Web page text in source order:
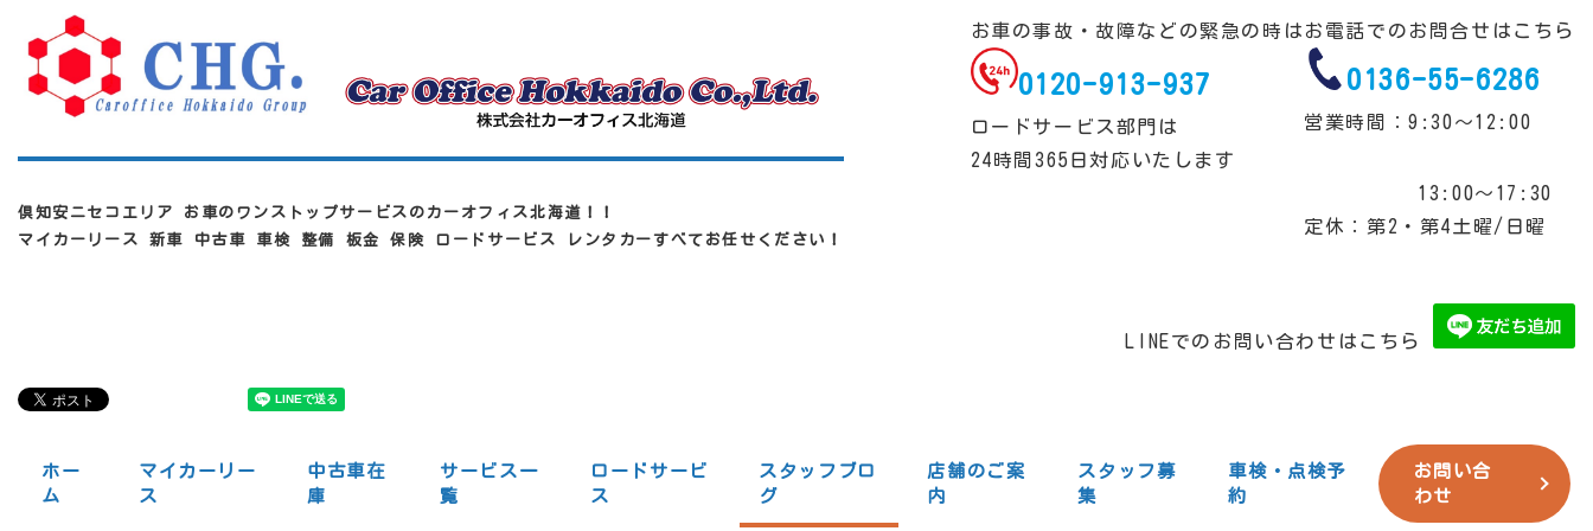
倶知安ニセコエリア お車のワンストップサービスのカーオフィス北海道！！
マイカーリース 新車 中古車 車検 整備 板金 保険 ロードサービス レンタカーすべてお任せください！
お電話でのお問合せはこちら
0136-55-6286
営業時間：9:30～12:00
13:00～17:30
定休：第2・第4土曜/日曜
お車の事故・故障などの緊急の時は
0120-913-937
ロードサービス部門は
24時間365日対応いたします
LINEでのお問い合わせはこちら
ホー
ム
マイカーリー
ス
中古車在
庫
サービス一
覧
ロードサービ
ス
スタッフブロ
グ
店舗のご案
内
スタッフ募
集
車検・点検予
約
お問い合
わせ